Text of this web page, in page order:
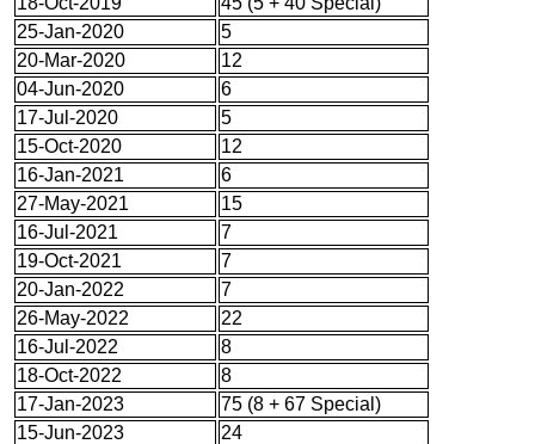
25-Jan-2020
5
20-Mar-2020
12
04-Jun-2020
6
17-Jul-2020
5
15-Oct-2020
12
16-Jan-2021
6
27-May-2021
15
16-Jul-2021
7
19-Oct-2021
7
20-Jan-2022
7
26-May-2022
22
16-Jul-2022
8
18-Oct-2022
8
17-Jan-2023
75 (8 + 67 Special)
15-Jun-2023
24